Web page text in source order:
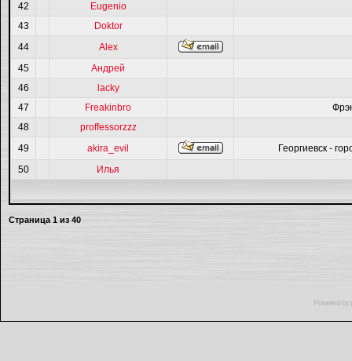
42
Eugenio
43
Doktor
44
Alex
45
Андрей
46
lacky
47
Freakinbro
48
proffessorzzz
49
akira_evil
Георгиевск -
50
Илья
Страница 1 из 40
Powered by